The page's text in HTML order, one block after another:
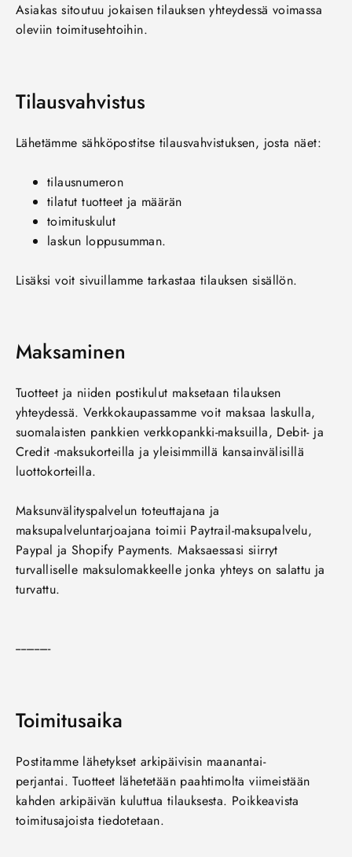
Asiakas sitoutuu jokaisen tilauksen yhteydessä voimassa
oleviin toimitusehtoihin.
Tilausvahvistus
Lähetämme sähköpostitse tilausvahvistuksen, josta näet:
tilausnumeron
tilatut tuotteet ja määrän
toimituskulut
laskun loppusumman.
Lisäksi voit sivuillamme tarkastaa tilauksen sisällön.
Maksaminen
Tuotteet ja niiden postikulut maksetaan tilauksen
yhteydessä. Verkkokaupassamme voit maksaa laskulla,
suomalaisten pankkien verkkopankki-maksuilla, Debit- ja
Credit -maksukorteilla ja yleisimmillä kansainvälisillä
luottokorteilla.
Maksunvälityspalvelun toteuttajana ja
maksupalveluntarjoajana toimii Paytrail-maksupalvelu,
Paypal ja Shopify Payments. Maksaessasi siirryt
turvalliselle maksulomakkeelle jonka yhteys on salattu ja
turvattu.
-------------
Toimitusaika
Postitamme lähetykset arkipäivisin maanantai-
perjantai. Tuotteet lähetetään paahtimolta viimeistään
kahden arkipäivän kuluttua tilauksesta. Poikkeavista
toimitusajoista tiedotetaan.